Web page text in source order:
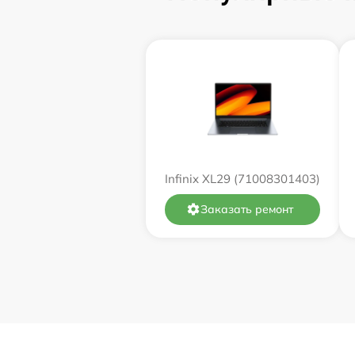
Замена системы охлаждения
Замена термопасты
Замена экрана
Замена северного моста
Infinix XL29 (71008301403)
Заказать ремонт